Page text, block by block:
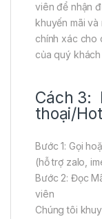
viên để nhận
khuyến mãi và
chính xác cho
của quý
Cách 3:
thoại/
Bước 1: Gọi
(hỗ trợ zalo,
Bước 2: Đọc
viên
Chúng tôi